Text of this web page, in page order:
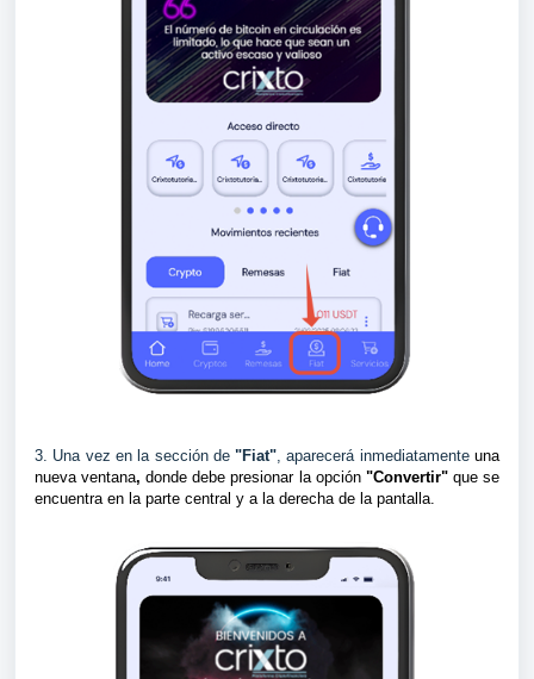
3. Una vez en la sección de"Fiat", aparecerá inmediatamenteuna
nueva ventana,donde debe presionar la opción "Convertir" que se
encuentra en la parte central y a la derecha de la pantalla.